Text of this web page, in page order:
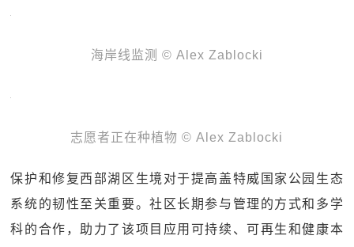
海岸线监测 © Alex Zablocki
志愿者正在种植物 © Alex Zablocki
保护和修复西部湖区生境对于提高盖特威国家公园生态
系统的韧性至关重要。社区长期参与管理的方式和多学
科的合作，助力了该项目应用可持续、可再生和健康本